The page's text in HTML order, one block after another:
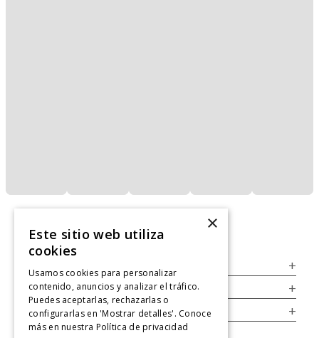
+
Legal +
Cuenta +
×
Este sitio web utiliza
cookies
Usamos cookies para personalizar
contenido, anuncios y analizar el tráfico.
Puedes aceptarlas, rechazarlas o
configurarlas en 'Mostrar detalles'. Conoce
más en nuestra Política de privacidad